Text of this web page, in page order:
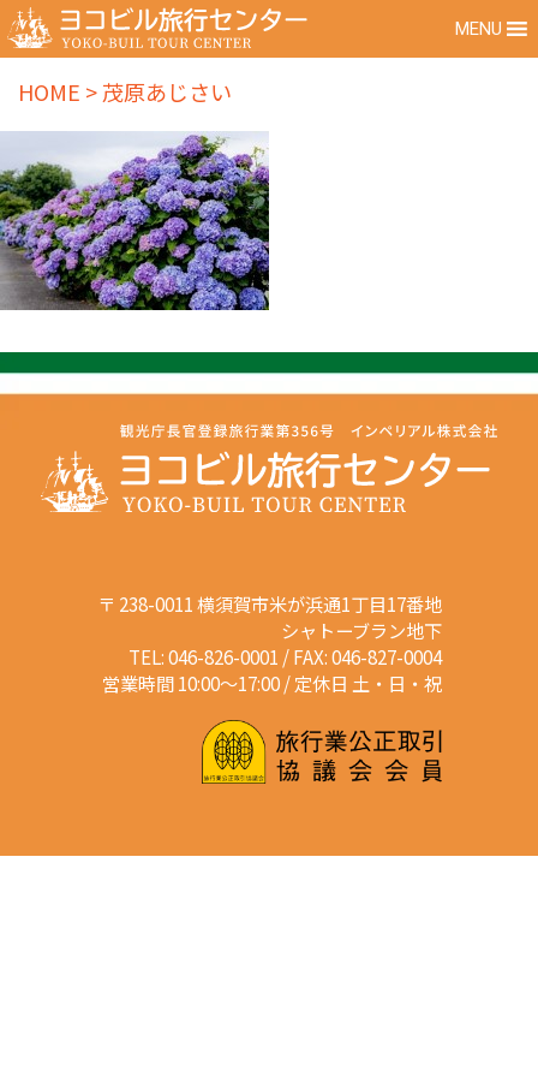
MENU
HOME >茂原あじさい
〒 238-0011 横須賀市米が浜通1丁目17番地
シャトーブラン地下
TEL: 046-826-0001 / FAX: 046-827-0004
営業時間 10:00～17:00 / 定休日 土・日・祝